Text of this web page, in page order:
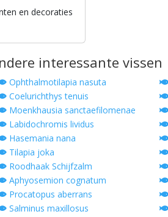
en decoraties
interessante vissen
Ophthalmotilapia nasuta
Coelurichthys tenuis
Moenkhausia sanctaefilomenae
Labidochromis lividus
Hasemania nana
Tilapia joka
Roodhaak Schijfzalm
Aphyosemion cognatum
Procatopus aberrans
Salminus maxillosus